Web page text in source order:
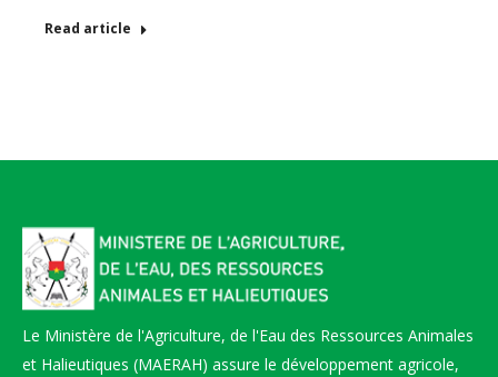
Read article
Le Ministère de l'Agriculture, de l'Eau des Ressources Animales
et Halieutiques (MAERAH) assure le développement agricole,